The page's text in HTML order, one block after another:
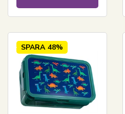
SPARA 48%